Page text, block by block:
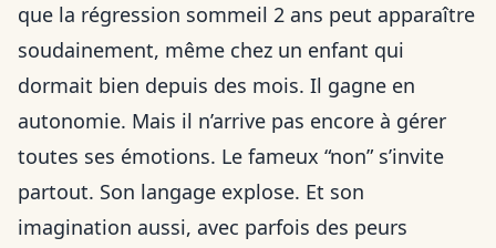
que la régression sommeil 2 ans peut apparaître
soudainement, même chez un enfant qui
dormait bien depuis des mois. Il gagne en
autonomie. Mais il n’arrive pas encore à gérer
toutes ses émotions. Le fameux “non” s’invite
partout. Son langage explose. Et son
imagination aussi, avec parfois des peurs